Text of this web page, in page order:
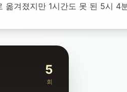
겨졌지만 1시간도 못 된 5시 4
5
회